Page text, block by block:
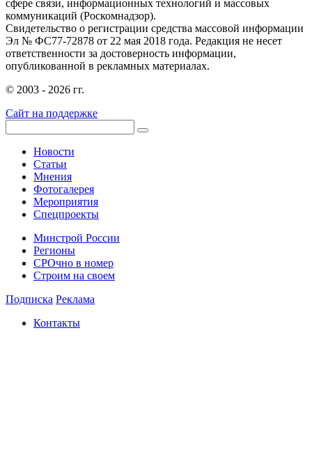
сфере связи, информационных технологий и массовых
коммуникаций (Роскомнадзор).
Свидетельство о регистрации средства массовой информации
Эл № ФС77-72878 от 22 мая 2018 года. Редакция не несет
ответственности за достоверность информации,
опубликованной в рекламных материалах.
© 2003 - 2026 гг.
Сайт на поддержке
Новости
Статьи
Мнения
Фотогалерея
Мероприятия
Спецпроекты
Минстрой России
Регионы
СРОчно в номер
Строим на своем
Подписка Реклама
Контакты